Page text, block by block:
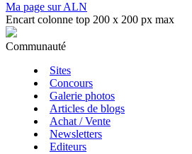
Ma page sur ALN
Encart colonne top 200 x 200 px max
Communauté
Sites
Concours
Galerie photos
Articles de blogs
Achat / Vente
Newsletters
Editeurs